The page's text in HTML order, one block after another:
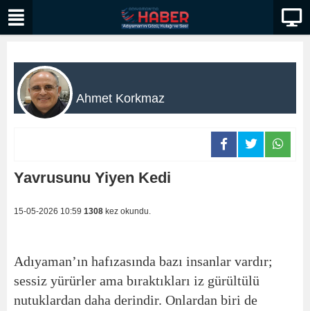
Ahmet Korkmaz
Yavrusunu Yiyen Kedi
15-05-2026 10:59 1308 kez okundu.
Adıyaman’ın hafızasında bazı insanlar vardır;
sessiz yürürler ama bıraktıkları iz gürültülü
nutuklardan daha derindir. Onlardan biri de